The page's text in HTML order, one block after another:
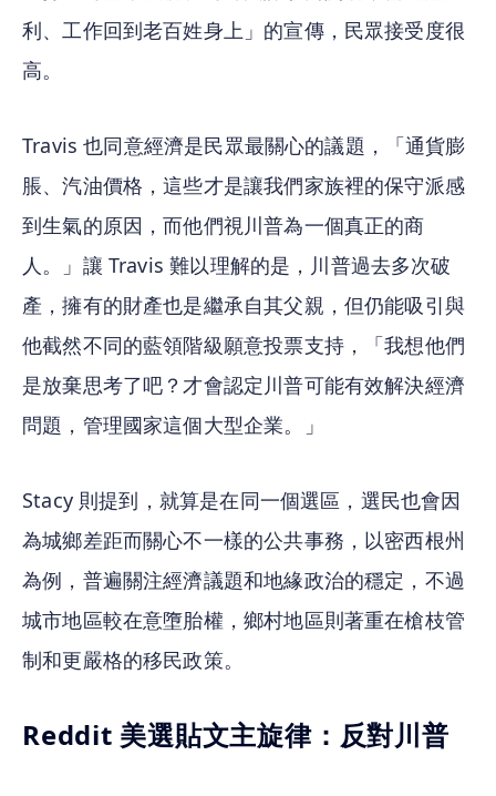
利、工作回到老百姓身上」的宣傳，民眾接受度很
高。
Travis 也同意經濟是民眾最關心的議題，「通貨膨
脹、汽油價格，這些才是讓我們家族裡的保守派感
到生氣的原因，而他們視川普為一個真正的商
人。」讓 Travis 難以理解的是，川普過去多次破
產，擁有的財產也是繼承自其父親，但仍能吸引與
他截然不同的藍領階級願意投票支持，「我想他們
是放棄思考了吧？才會認定川普可能有效解決經濟
問題，管理國家這個大型企業。」
Stacy 則提到，就算是在同一個選區，選民也會因
為城鄉差距而關心不一樣的公共事務，以密西根州
為例，普遍關注經濟議題和地緣政治的穩定，不過
城市地區較在意墮胎權，鄉村地區則著重在槍枝管
制和更嚴格的移民政策。
Reddit 美選貼文主旋律：反對川普